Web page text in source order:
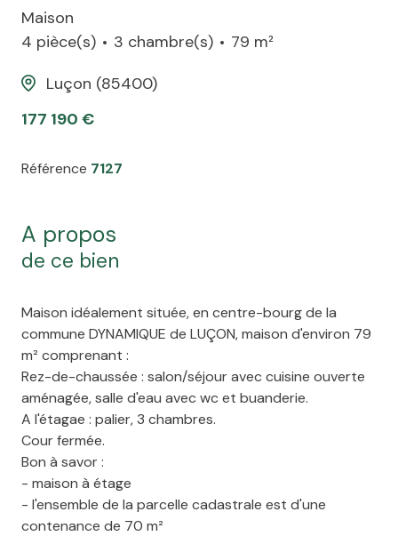
Maison
4 pièce(s)
3 chambre(s)
79 m²
Luçon (85400)
177 190 €
Référence 7127
a propos
de ce bien
Maison idéalement située, en centre-bourg de la
commune DYNAMIQUE de LUÇON, maison d'environ 79
m² comprenant :
Rez-de-chaussée : salon/séjour avec cuisine ouverte
aménagée, salle d'eau avec wc et buanderie.
A l'étagae : palier, 3 chambres.
Cour fermée.
Bon à savor :
- maison à étage
- l'ensemble de la parcelle cadastrale est d'une
contenance de 70 m²